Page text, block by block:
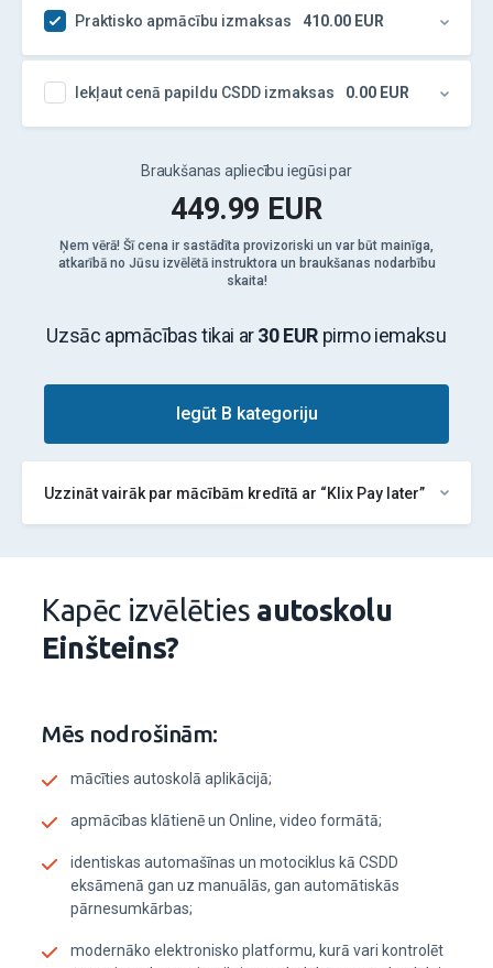
Kapēc izvēlēties autoskolu
Einšteins?
Mēs nodrošinām:
mācīties autoskolā aplikācijā;
apmācības klātienē un Online, video formātā;
identiskas automašīnas un motociklus kā CSDD
eksāmenā gan uz manuālās, gan automātiskās
pārnesumkārbas;
modernāko elektronisko platformu, kurā vari kontrolēt
Praktisko apmācību izmaksas 410.00 EUR
Iekļaut cenā papildu CSDD izmaksas 0.00 EUR
Braukšanas apliecību iegūsi par
449.99 EUR
Ņem vērā! Šī cena ir sastādīta provizoriski un var būt mainīga,
atkarībā no Jūsu izvēlētā instruktora un braukšanas nodarbību
skaita!
Uzsāc apmācības tikai ar30 EUR pirmo iemaksu
Iegūt B kategoriju
Uzzināt vairāk par mācībām kredītā ar “Klix Pay later”